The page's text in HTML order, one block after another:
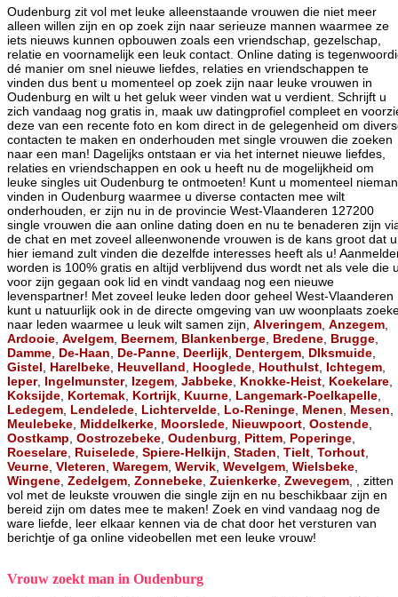
Oudenburg zit vol met leuke alleenstaande vrouwen die niet meer
alleen willen zijn en op zoek zijn naar serieuze mannen waarmee ze
iets nieuws kunnen opbouwen zoals een vriendschap, gezelschap,
relatie en voornamelijk een leuk contact. Online dating is
dé manier om snel nieuwe liefdes, relaties en vriendschappen te
vinden dus bent u momenteel op zoek zijn naar leuke vrouwen in
Oudenburg en wilt u het geluk weer vinden wat u verdient. Schrijft u
zich vandaag nog gratis in, maak uw datingprofiel compleet en
deze van een recente foto en kom direct in de gelegenheid om
contacten te maken en onderhouden met single vrouwen die zoeken
naar een man! Dagelijks ontstaan er via het internet nieuwe liefdes,
relaties en vriendschappen en ook u heeft nu de mogelijkheid om
leuke singles uit Oudenburg te ontmoeten! Kunt u momenteel
vinden in Oudenburg waarmee u diverse contacten mee wilt
onderhouden, er zijn nu in de provincie West-Vlaanderen 127200
single vrouwen die aan online dating doen en nu te benaderen zijn
de chat en met zoveel alleenwonende vrouwen is de kans groot dat u
hier iemand zult vinden die dezelfde interesses heeft als u!
worden is 100% gratis en altijd verblijvend dus wordt net als vele die
voor zijn gegaan ook lid en vindt vandaag nog een nieuwe
levenspartner! Met zoveel leuke leden door geheel West-Vlaanderen
kunt u natuurlijk ook in de directe omgeving van uw woonplaats
naar leden waarmee u leuk wilt samen zijn, Alveringem, Anzegem,
Ardooie, Avelgem, Beernem, Blankenberge, Bredene, Brugge,
Damme, De-Haan, De-Panne, Deerlijk, Dentergem, DIksmuide,
Gistel, Harelbeke, Heuvelland, Hooglede, Houthulst, Ichtegem,
Ieper, Ingelmunster, Izegem, Jabbeke, Knokke-Heist, Koekelare,
Koksijde, Kortemak, Kortrijk, Kuurne, Langemark-Poelkapelle,
Ledegem, Lendelede, Lichtervelde, Lo-Reninge, Menen, Mesen,
Meulebeke, Middelkerke, Moorslede, Nieuwpoort, Oostende,
Oostkamp, Oostrozebeke, Oudenburg, Pittem, Poperinge,
Roeselare, Ruiselede, Spiere-Helkijn, Staden, Tielt, Torhout,
Veurne, Vleteren, Waregem, Wervik, Wevelgem, Wielsbeke,
Wingene, Zedelgem, Zonnebeke, Zuienkerke, Zwevegem, , zitten
vol met de leukste vrouwen die single zijn en nu beschikbaar zijn en
bereid zijn om dates mee te maken! Zoek en vind vandaag nog de
ware liefde, leer elkaar kennen via de chat door het versturen van
berichtje of ga online videobellen met een leuke vrouw!
Vrouw zoekt man in Oudenburg